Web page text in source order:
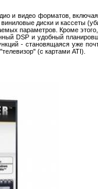
и видео форматов,
диски и кассеты
параметров. Кроме
DSP и удобный
- становящаяся уже
(c картами ATI).